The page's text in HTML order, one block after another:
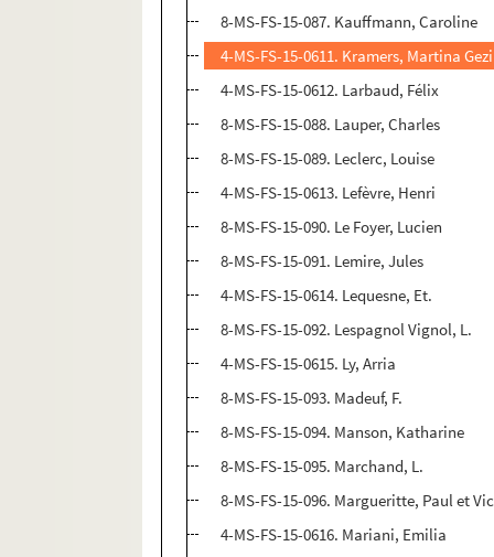
8-MS-FS-15-087. Kauffmann, Caroline
4-MS-FS-15-0611. Kramers, Martina
4-MS-FS-15-0612. Larbaud, Félix
8-MS-FS-15-088. Lauper, Charles
8-MS-FS-15-089. Leclerc, Louise
4-MS-FS-15-0613. Lefèvre, Henri
8-MS-FS-15-090. Le Foyer, Lucien
8-MS-FS-15-091. Lemire, Jules
4-MS-FS-15-0614. Lequesne, Et.
8-MS-FS-15-092. Lespagnol Vignol, L.
4-MS-FS-15-0615. Ly, Arria
8-MS-FS-15-093. Madeuf, F.
8-MS-FS-15-094. Manson, Katharine
8-MS-FS-15-095. Marchand, L.
8-MS-FS-15-096. Margueritte, Paul et
4-MS-FS-15-0616. Mariani, Emilia